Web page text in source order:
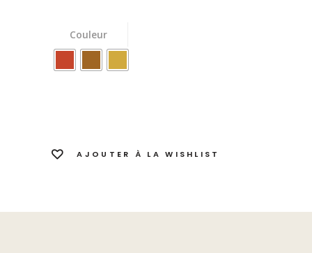
Couleur
AJOUTER À LA WISHLIST